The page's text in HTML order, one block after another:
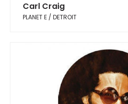
Carl Craig
PLANET E / DETROIT